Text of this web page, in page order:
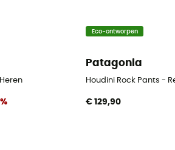
Eco-ontworpen
Patagonia
Houdini Rock Pants -
€ 129,90